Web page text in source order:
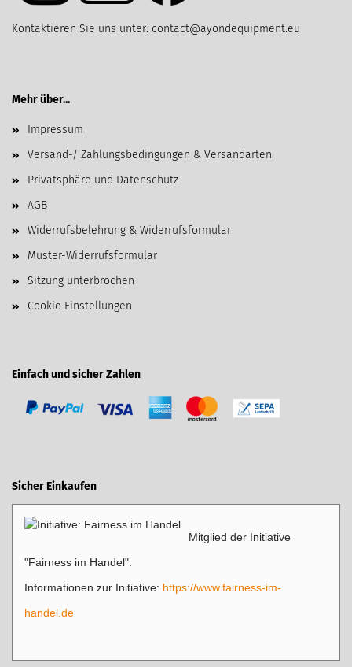
Kontaktieren Sie uns unter: contact@ayondequipment.eu
Mehr über...
Impressum
Versand-/ Zahlungsbedingungen & Versandarten
Privatsphäre und Datenschutz
AGB
Widerrufsbelehrung & Widerrufsformular
Muster-Widerrufsformular
Sitzung unterbrochen
Cookie Einstellungen
Einfach und sicher Zahlen
Sicher Einkaufen
Mitglied der Initiative
"Fairness im Handel".
Informationen zur Initiative: https://www.fairness-im-
handel.de